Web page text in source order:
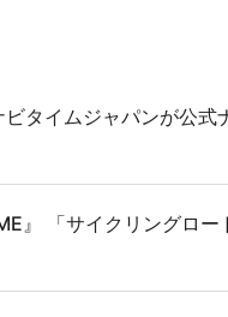
タイムジャパンが公式
』 「サイクリングロー